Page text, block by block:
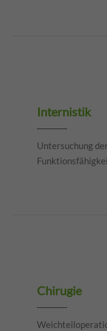
Internistik
Untersuchung
Chirugie